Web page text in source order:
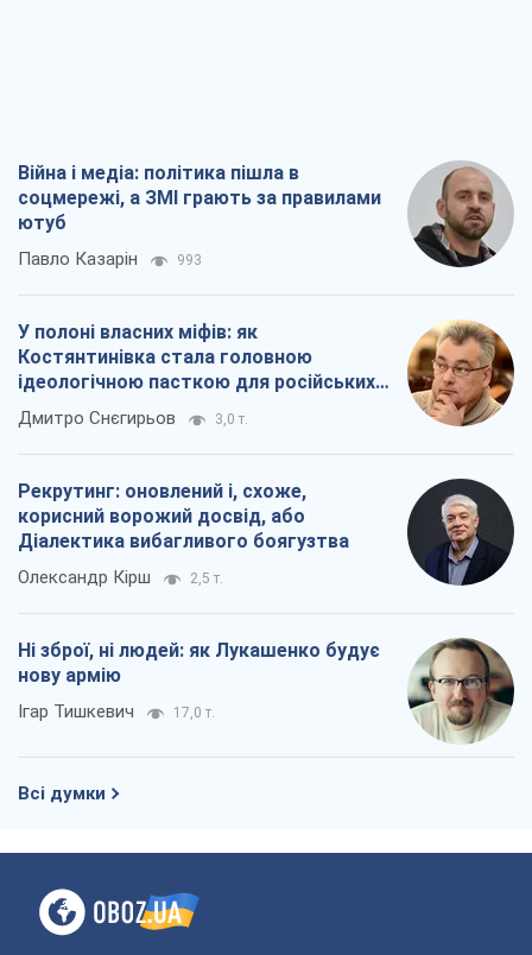
Війна і медіа: політика пішла в
соцмережі, а ЗМІ грають за правилами
ютуб
Павло Казарін 993
У полоні власних міфів: як
Костянтинівка стала головною
ідеологічною пасткою для російських
окупантів
Дмитро Снєгирьов 3,0 т.
Рекрутинг: оновлений і, схоже,
корисний ворожий досвід, або
Діалектика вибагливого боягузтва
Олександр Кірш 2,5 т.
Ні зброї, ні людей: як Лукашенко будує
нову армію
Ігар Тишкевич 17,0 т.
Всі думки